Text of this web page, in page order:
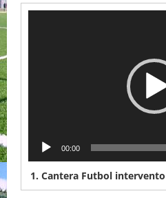
00:00
1. Cantera Futbol